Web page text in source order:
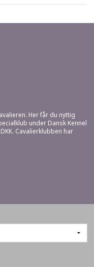
Her får du nyttig
under Dansk Kennel
Cavalierklubben har